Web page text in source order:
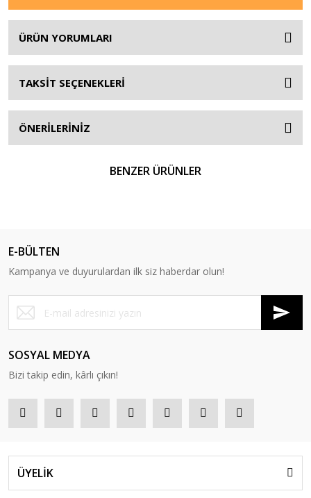
ÜRÜN YORUMLARI
TAKSİT SEÇENEKLERİ
ÖNERİLERİNİZ
BENZER ÜRÜNLER
E-BÜLTEN
Kampanya ve duyurulardan ilk siz haberdar olun!
SOSYAL MEDYA
Bizi takip edin, kârlı çıkın!
ÜYELİK